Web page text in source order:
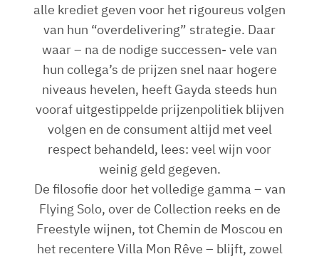
alle krediet geven voor het rigoureus volgen
van hun “overdelivering” strategie. Daar
waar – na de nodige successen- vele van
hun collega’s de prijzen snel naar hogere
niveaus hevelen, heeft Gayda steeds hun
vooraf uitgestippelde prijzenpolitiek blijven
volgen en de consument altijd met veel
respect behandeld, lees: veel wijn voor
weinig geld gegeven.
De filosofie door het volledige gamma – van
Flying Solo, over de Collection reeks en de
Freestyle wijnen, tot Chemin de Moscou en
het recentere Villa Mon Rêve – blijft, zowel